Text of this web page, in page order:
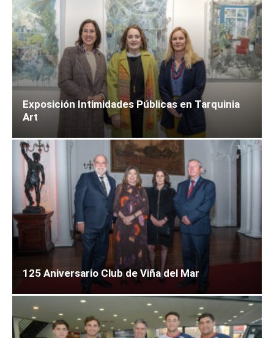
Exposición Intimidades Públicas en Tarquinia
Art
125 Aniversario Club de Viña del Mar